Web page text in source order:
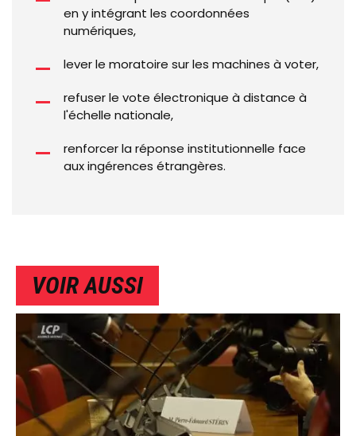
en y intégrant les coordonnées
numériques,
lever le moratoire sur les machines à voter,
refuser le vote électronique à distance à
l'échelle nationale,
renforcer la réponse institutionnelle face
aux ingérences étrangères.
VOIR AUSSI
IMAGE